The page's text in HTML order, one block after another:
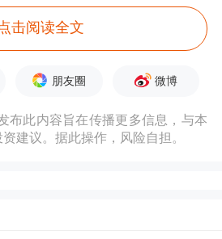
示，上饶市广丰区十五
有限公司以143万股的
的流通股占比位列盛通
东之位，持股市值超
将知名机构 高盛国际挤
事精神病院迅速作出回
击阅读全文
朋友圈 微博
布此内容旨在传播更多信息，与本
建议。据此操作，风险自担。